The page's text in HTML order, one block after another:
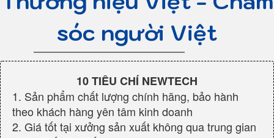
sóc người Việt
10 TIÊU CHÍ NEWTECH
1. Sản phẩm chất lượng chính hãng, bảo hành
theo khách hàng yên tâm kinh doanh
2. Giá tốt tại xưởng sản xuất không qua trung gian